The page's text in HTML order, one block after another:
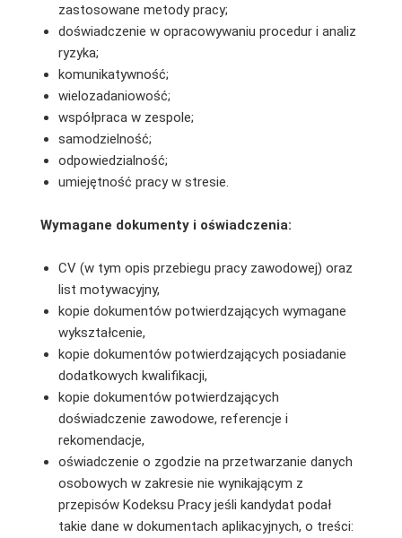
zastosowane metody pracy;
doświadczenie w opracowywaniu procedur i analiz
ryzyka;
komunikatywność;
wielozadaniowość;
współpraca w zespole;
samodzielność;
odpowiedzialność;
umiejętność pracy w stresie.
Wymagane dokumenty i oświadczenia:
CV (w tym opis przebiegu pracy zawodowej) oraz
list motywacyjny,
kopie dokumentów potwierdzających wymagane
wykształcenie,
kopie dokumentów potwierdzających posiadanie
dodatkowych kwalifikacji,
kopie dokumentów potwierdzających
doświadczenie zawodowe, referencje i
rekomendacje,
oświadczenie o zgodzie na przetwarzanie danych
osobowych w zakresie nie wynikającym z
przepisów Kodeksu Pracy jeśli kandydat podał
takie dane w dokumentach aplikacyjnych, o treści: